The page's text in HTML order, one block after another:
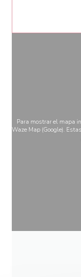
Para mostrar el mapa
Waze Map (Google).